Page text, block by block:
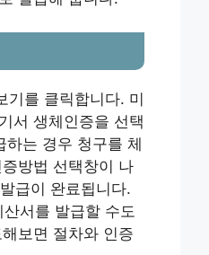
기를 클릭합니다. 미
서 생체인증을 선택
는 경우 청구를 체
방법 선택창이 나
급이 완료됩니다.
서를 발급할 수도
보면 절차와 인증